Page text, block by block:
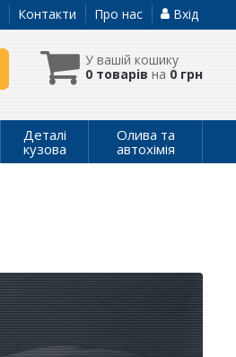
Контакти Про нас Вхід
У вашій кошику
0 товарів на 0 грн
Деталі
кузова
Олива та
автохімія